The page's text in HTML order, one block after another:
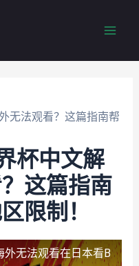
无法观看？这篇指南帮
杯中文解
这篇指南
限制！
外无法观看在日本看B